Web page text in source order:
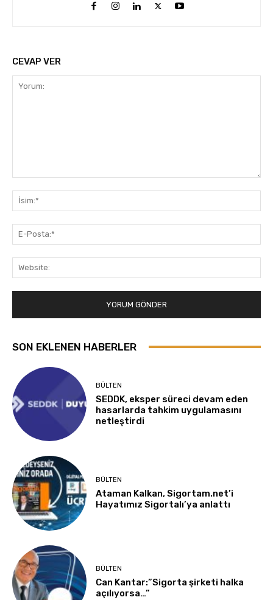
CEVAP VER
SON EKLENEN HABERLER
BÜLTEN
SEDDK, eksper süreci devam eden
hasarlarda tahkim uygulamasını
netleştirdi
BÜLTEN
Ataman Kalkan, Sigortam.net’i
Hayatımız Sigortalı’ya anlattı
BÜLTEN
Can Kantar:”Sigorta şirketi halka
açılıyorsa…”